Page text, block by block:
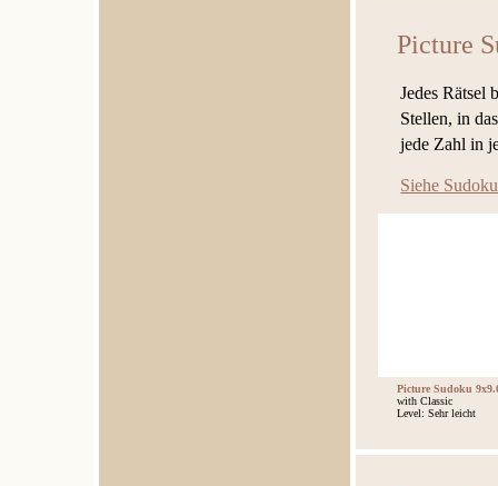
Picture
Jedes Rätsel
Stellen, in
jede Zahl in
Siehe
Picture Sudoku
with Classic
Level: Sehr leicht